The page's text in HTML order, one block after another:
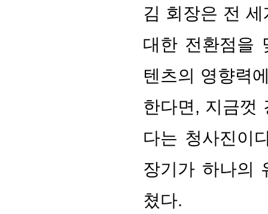
김 회장은 전
대한 전환점을
텐츠의 영향력
한다면, 지금껏
다는 청사진이
장기가 하나의
쳤다.